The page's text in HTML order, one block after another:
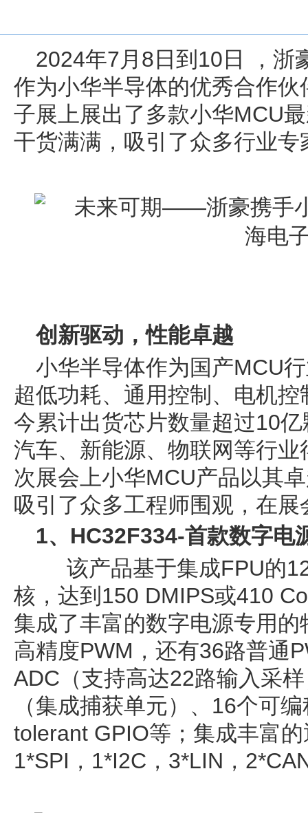
2024年7月8日到10日 ，浙
作为小华半导体的优秀合作
子展上展出了多款小华MCU
干货满满，吸引了众多行业
创新驱动，性能卓越
小华半导体作为国产MCU
超低功耗、通用控制、电机
今累计出货芯片数量超过10
汽车、新能源、物联网等行
次展会上小华MCU产品以其
吸引了众多工程师围观，在
1、HC32F334-首款数字电
该产品基于集成FPU的
核，达到150 DMIPS或410
集成了丰富的数字电源专用
高精度PWM，还有36路普通
ADC（支持高达22路输入采
（集成捕获单元）、16个可
tolerant GPIO等；集成丰富
1*SPI，1*I2C，3*LIN，